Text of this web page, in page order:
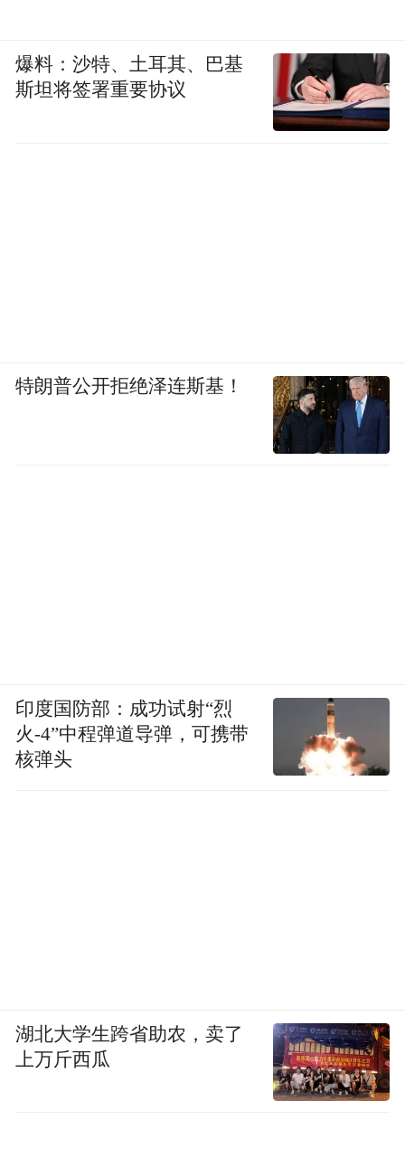
爆料：沙特、土耳其、巴基
斯坦将签署重要协议
特朗普公开拒绝泽连斯基！
印度国防部：成功试射“烈
火-4”中程弹道导弹，可携带
核弹头
湖北大学生跨省助农，卖了
上万斤西瓜